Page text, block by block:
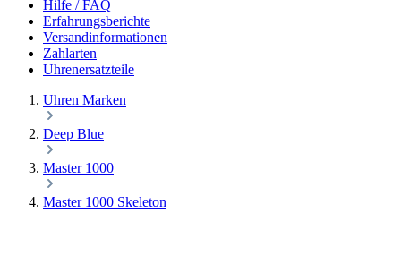
Hilfe / FAQ
Erfahrungsberichte
Versandinformationen
Zahlarten
Uhrenersatzteile
Uhren Marken
Deep Blue
Master 1000
Master 1000 Skeleton